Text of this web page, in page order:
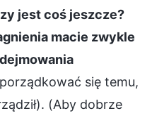
jest coś jeszcze?
macie zwykle
się temu,
(Aby dobrze